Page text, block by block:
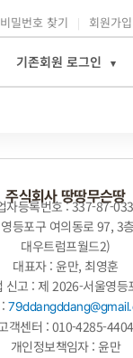
비밀번호 찾기 회원가입
기존회원 로그인 ▾
로그인
주식회사 땅땅무슨땅
자등록번호 : 337-87-
등포구 여의동로 97, 3
대우트럼프월드2)
대표자 : 윤만, 최영훈
신고 : 제 2026-서울영
:
객센터 : 010-4285-4404
개인정보책임자 : 윤만